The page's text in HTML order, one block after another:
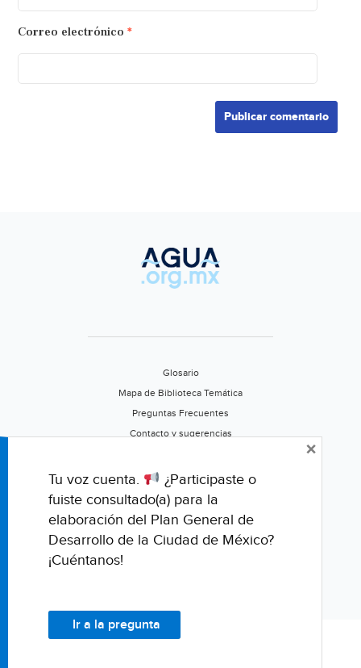
Correo electrónico *
Glosario
Mapa de Biblioteca Temática
Preguntas Frecuentes
Contacto y sugerencias
Califica este portal
Tu voz cuenta.
¿Participaste o
fuiste consultado(a) para la
elaboración del Plan General de
Desarrollo de la Ciudad de México?
¡Cuéntanos!
Ir a la pregunta
×